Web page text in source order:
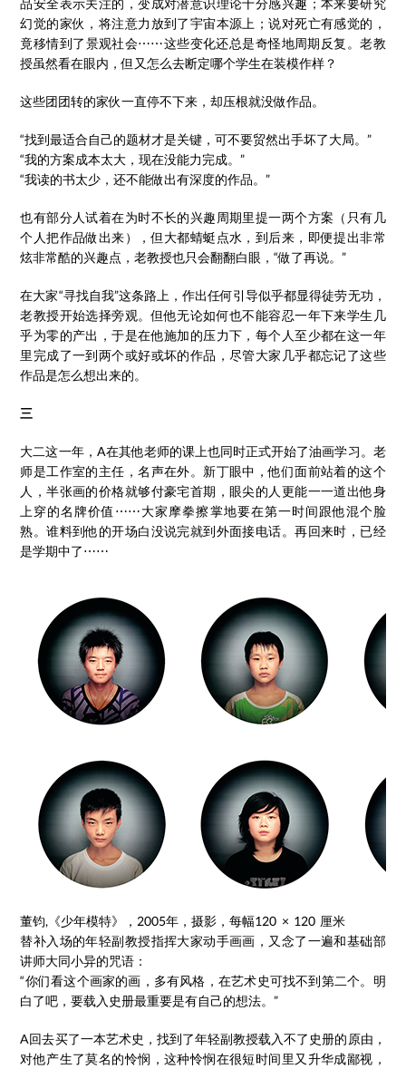
品安全表示关注的，变成对潜意识理论十分感兴趣；本来要研究
幻觉的家伙，将注意力放到了宇宙本源上；说对死亡有感觉的，
竟移情到了景观社会⋯⋯这些变化还总是奇怪地周期反复。老教
授虽然看在眼内，但又怎么去断定哪个学生在装模作样？
这些团团转的家伙一直停不下来，却压根就没做作品。
“找到最适合自己的题材才是关键，可不要贸然出手坏了大局。”
“我的方案成本太大，现在没能力完成。”
“我读的书太少，还不能做出有深度的作品。”
也有部分人试着在为时不长的兴趣周期里提一两个方案（只有几
个人把作品做出来），但大都蜻蜓点水，到后来，即便提出非常
炫非常酷的兴趣点，老教授也只会翻翻白眼，“做了再说。”
在大家“寻找自我”这条路上，作出任何引导似乎都显得徒劳无功，
老教授开始选择旁观。但他无论如何也不能容忍一年下来学生几
乎为零的产出，于是在他施加的压力下，每个人至少都在这一年
里完成了一到两个或好或坏的作品，尽管大家几乎都忘记了这些
作品是怎么想出来的。
三
大二这一年，A在其他老师的课上也同时正式开始了油画学习。老
师是工作室的主任，名声在外。新丁眼中，他们面前站着的这个
人，半张画的价格就够付豪宅首期，眼尖的人更能一一道出他身
上穿的名牌价值⋯⋯大家摩拳擦掌地要在第一时间跟他混个脸
熟。谁料到他的开场白没说完就到外面接电话。再回来时，已经
是学期中了⋯⋯
董钧,《少年模特》，2005年，摄影，每幅120 × 120 厘米
替补入场的年轻副教授指挥大家动手画画，又念了一遍和基础部
讲师大同小异的咒语：
“你们看这个画家的画，多有风格，在艺术史可找不到第二个。明
白了吧，要载入史册最重要是有自己的想法。”
A回去买了一本艺术史，找到了年轻副教授载入不了史册的原由，
对他产生了莫名的怜悯，这种怜悯在很短时间里又升华成鄙视，